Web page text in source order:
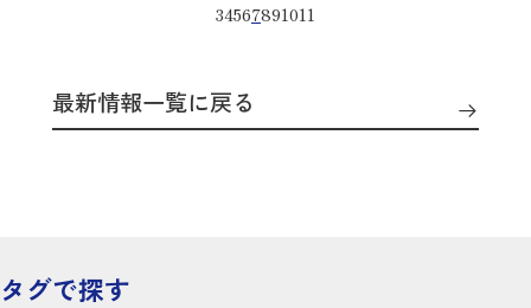
34567891011
最新情報一覧に戻る
タグで探す